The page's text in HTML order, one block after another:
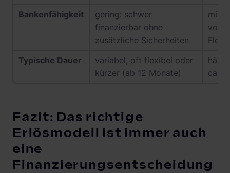
Bankenfähigkeit
gering: schwer
finanzierbar ohne
zusätzliche Sicherheiten
von
Typische Dauer
variabel, oft flexibel oder
kürzer (ab 12 Monate)
ca.
Fazit: Das richtige
Erlösmodell ist immer auch
eine
Finanzierungsentscheidung